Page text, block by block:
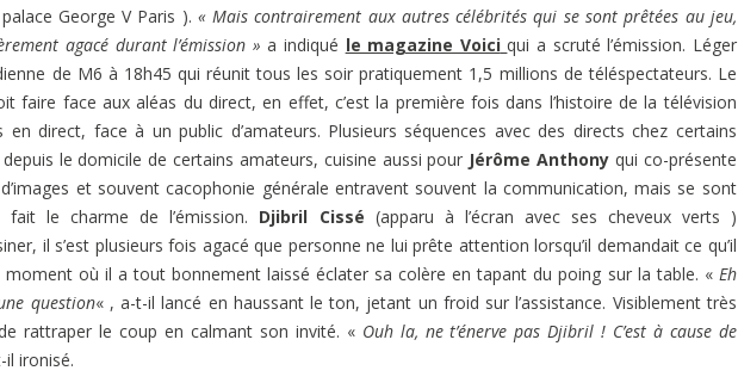
George V Paris ). « Mais contrairement aux autres célébrités qui se sont prêtées au jeu,
agacé durant l’émission » a indiqué le magazine Voici qui a scruté l’émission. Léger
de M6 à 18h45 qui réunit tous les soir pratiquement 1,5 millions de téléspectateurs. Le
faire face aux aléas du direct, en effet, c’est la première fois dans l’histoire de la télévision
en direct, face à un public d’amateurs. Plusieurs séquences avec des directs chez certains
le domicile de certains amateurs, cuisine aussi pour Jérôme Anthony qui co-présente
et souvent cacophonie générale entravent souvent la communication, mais se sont
le charme de l’émission. Djibril Cissé (apparu à l’écran avec ses cheveux verts )
il s’est plusieurs fois agacé que personne ne lui prête attention lorsqu’il demandait ce qu’il
moment où il a tout bonnement laissé éclater sa colère en tapant du poing sur la table. « Eh
question« , a-t-il lancé en haussant le ton, jetant un froid sur l’assistance. Visiblement très
rattraper le coup en calmant son invité. « Ouh la, ne t’énerve pas Djibril ! C’est à cause de
il ironisé.